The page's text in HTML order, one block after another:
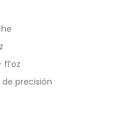
precisión